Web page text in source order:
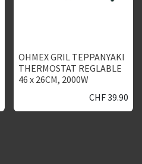
OHMEX GRIL TEPPANYAKI
THERMOSTAT REGLABLE
46 x 26CM, 2000W
CHF39.90